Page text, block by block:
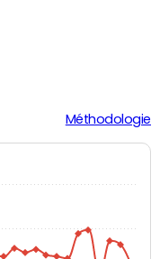
Méthodologie